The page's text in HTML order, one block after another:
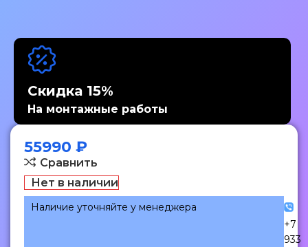
Скидка 15%
На монтажные работы
55990 ₽
Сравнить
Нет в наличии
Наличие уточняйте у менеджера
+7
933